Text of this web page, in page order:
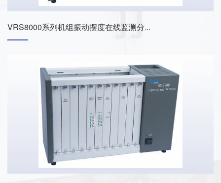
VRS8000系列机组振动摆度在线监测分...